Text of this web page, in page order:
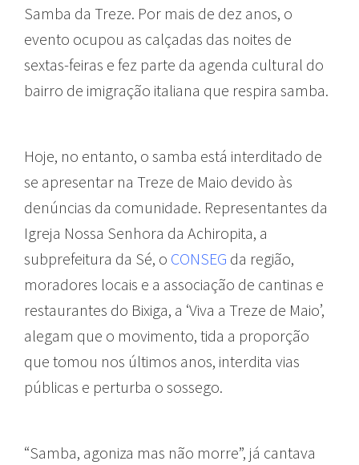
Samba da Treze. Por mais de dez anos, o
evento ocupou as calçadas das noites de
sextas-feiras e fez parte da agenda cultural do
bairro de imigração italiana que respira samba.
Hoje, no entanto, o samba está interditado de
se apresentar na Treze de Maio devido às
denúncias da comunidade. Representantes da
Igreja Nossa Senhora da Achiropita, a
subprefeitura da Sé, o CONSEG da região,
moradores locais e a associação de cantinas e
restaurantes do Bixiga, a ‘Viva a Treze de Maio’,
alegam que o movimento, tida a proporção
que tomou nos últimos anos, interdita vias
públicas e perturba o sossego.
“Samba, agoniza mas não morre”, já cantava